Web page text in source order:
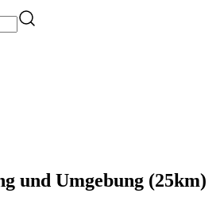
und Umgebung (25km)